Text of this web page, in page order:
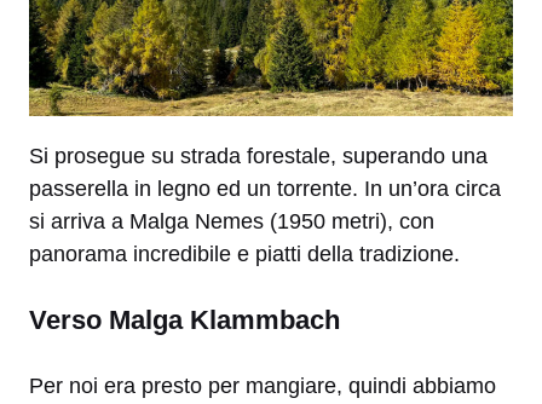
Si prosegue su strada forestale, superando una
passerella in legno ed un torrente. In un’ora circa
si arriva a Malga Nemes (1950 metri), con
panorama incredibile e piatti della tradizione.
Verso Malga Klammbach
Per noi era presto per mangiare, quindi abbiamo